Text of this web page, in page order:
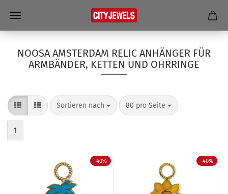
NOOSA AMSTERDAM RELIC ANHÄNGER FÜR
ARMBÄNDER, KETTEN UND OHRRINGE
Sortieren nach 80 pro Seite
1
-40% -40%